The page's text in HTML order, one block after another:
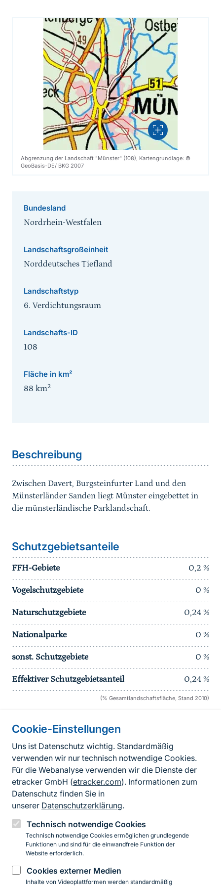
Cookie-Einstellungen
Uns ist Datenschutz wichtig. Standardmäßig
verwenden wir nur technisch notwendige Cookies.
Für die Webanalyse verwenden wir die Dienste der
etracker GmbH (etracker.com). Informationen zum
Datenschutz finden Sie in
unserer Datenschutzerklärung.
Technisch notwendige Cookies
Technisch notwendige Cookies ermöglichen grundlegende
Funktionen und sind für die einwandfreie Funktion der
Website erforderlich.
Cookies externer Medien
Inhalte von Videoplattformen werden standardmäßig
Vergrößern
Abgrenzung der Landschaft "Münster" (108), Kartengrundlage: ©
GeoBasis-DE/ BKG 2007
Bundesland
Nordrhein-Westfalen
Landschaftsgroßeinheit
Norddeutsches Tiefland
Landschaftstyp
6. Verdichtungsraum
Landschafts-ID
108
Fläche in km²
88 km2
Beschreibung
Zwischen Davert, Burgsteinfurter Land und den
Münsterländer Sanden liegt Münster eingebettet in
die münsterländische Parklandschaft.
Schutzgebietsanteile
FFH-Gebiete 0,2 %
Vogelschutzgebiete 0 %
Naturschutzgebiete 0,24 %
Nationalparke 0 %
sonst. Schutzgebiete 0 %
Effektiver Schutzgebietsanteil 0,24 %
(% Gesamtlandschaftsfläche, Stand 2010)
Informationen zur Seite
FußzeileKontakt zum BfN
Kontaktformular
Erklärung zur Barrierefreiheit
Impressum
Datenschutz
InstagramFacebookYouTubeLinkedIn